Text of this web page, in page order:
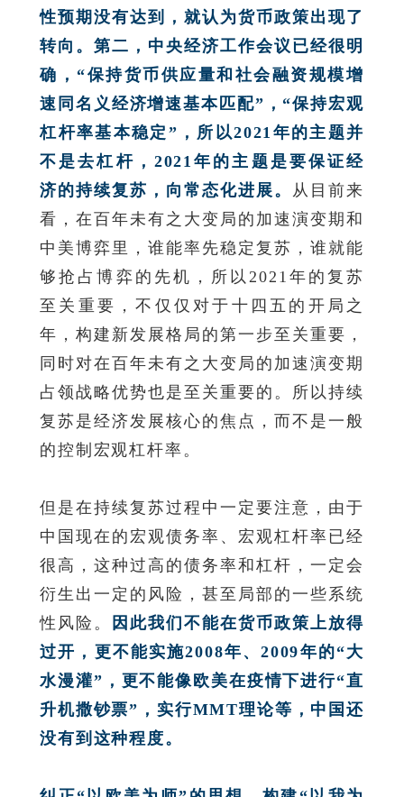
性预期没有达到，就认为货币政策出现了
转向。第二，中央经济工作会议已经很明
确，“保持货币供应量和社会融资规模增
速同名义经济增速基本匹配”，“保持宏观
杠杆率基本稳定”，所以2021年的主题并
不是去杠杆，2021年的主题是要保证经
济的持续复苏，向常态化进展。 从目前来
看，在百年未有之大变局的加速演变期和
中美博弈里，谁能率先稳定复苏，谁就能
够抢占博弈的先机，所以2021年的复苏
至关重要，不仅仅对于十四五的开局之
年，构建新发展格局的第一步至关重要，
同时对在百年未有之大变局的加速演变期
占领战略优势也是至关重要的。所以持续
复苏是经济发展核心的焦点，而不是一般
的控制宏观杠杆率。
但是在持续复苏过程中一定要注意，由于
中国现在的宏观债务率、宏观杠杆率已经
很高，这种过高的债务率和杠杆，一定会
衍生出一定的风险，甚至局部的一些系统
性风险。
因此我们不能在货币政策上放得
过开，更不能实施2008年、2009年的“大
水漫灌”，更不能像欧美在疫情下进行“直
升机撒钞票”，实行MMT理论等，中国还
没有到这种程度。